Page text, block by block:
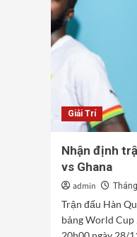
Giải Trí
Nhận định
vs Ghana
admin
Trận đấu Hàn
bảng World